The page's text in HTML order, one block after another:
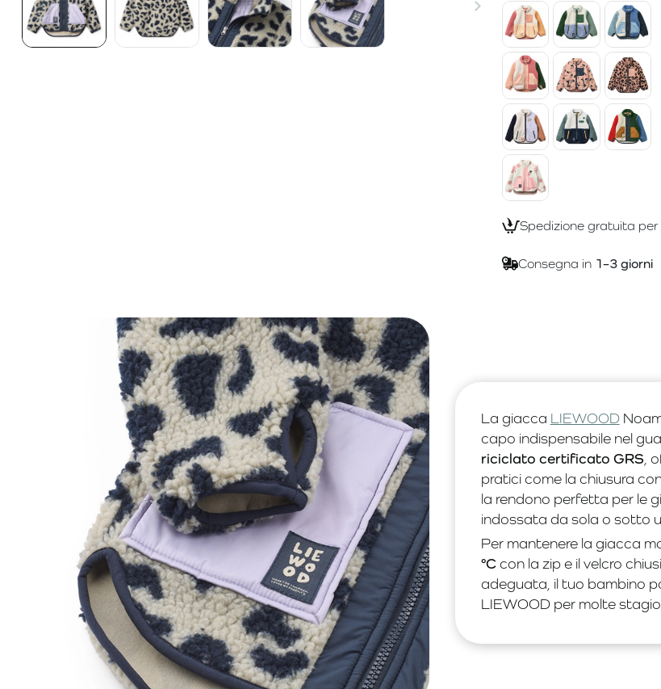
Spedizione gratuita per
Consegna in 1–3 giorni
La giacca LIEWOOD
capo indispensabile nel
riciclato certificato GRS ,
pratici come la chiusura
la rendono perfetta per le
indossata da sola o sotto
Per mantenere la giacca
°Ccon la zip e il velcro
adeguata, il tuo bambino
LIEWOOD per molte